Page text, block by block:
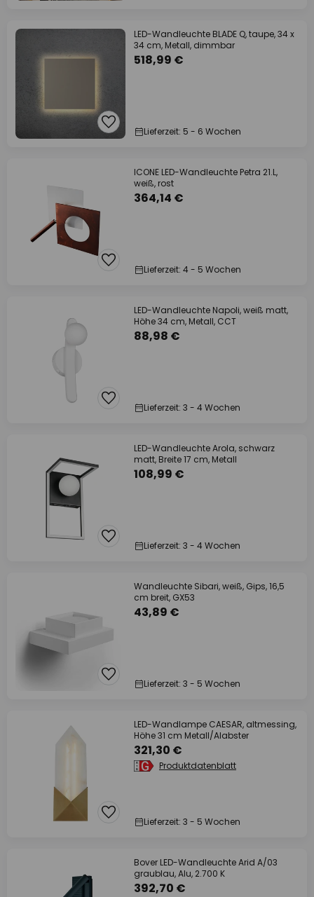
LED-Wandleuchte BLADE Q, taupe, 34 x
34 cm, Metall, dimmbar
518,99 €
Lieferzeit: 5 - 6 Wochen
ICONE LED-Wandleuchte Petra 21.L,
weiß, rost
364,14 €
Lieferzeit: 4 - 5 Wochen
LED-Wandleuchte Napoli, weiß matt,
Höhe 34 cm, Metall, CCT
88,98 €
Lieferzeit: 3 - 4 Wochen
LED-Wandleuchte Arola, schwarz
matt, Breite 17 cm, Metall
108,99 €
Lieferzeit: 3 - 4 Wochen
Wandleuchte Sibari, weiß, Gips, 16,5
cm breit, GX53
43,89 €
Lieferzeit: 3 - 5 Wochen
LED-Wandlampe CAESAR, altmessing,
Höhe 31 cm Metall/Alabster
321,30 €
Produktdatenblatt
Lieferzeit: 3 - 5 Wochen
Bover LED-Wandleuchte Arid A/03
graublau, Alu, 2.700 K
392,70 €